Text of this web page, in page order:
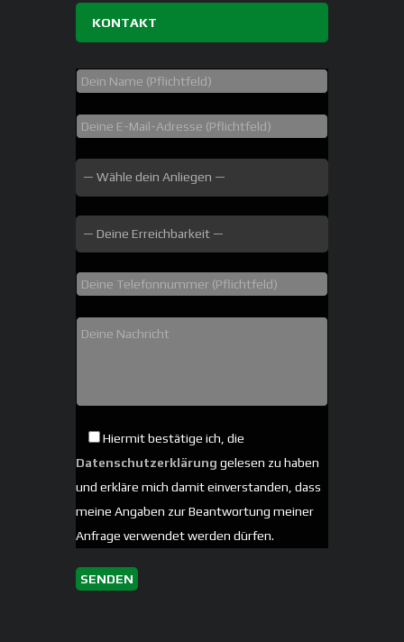
KONTAKT
Hiermit bestätige ich, die
Datenschutzerklärung gelesen zu haben
und erkläre mich damit einverstanden, dass
meine Angaben zur Beantwortung meiner
Anfrage verwendet werden dürfen.